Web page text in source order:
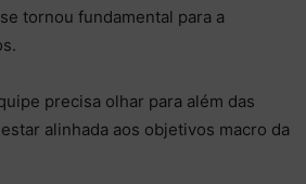
tornou fundamental para a
precisa olhar para além das
alinhada aos objetivos macro da